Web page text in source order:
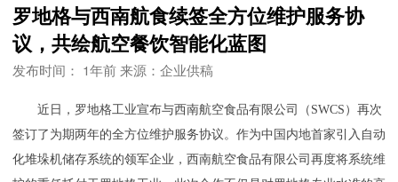
罗地格与西南航食续签全方位维护服务协
议，共绘航空餐饮智能化蓝图
发布时间： 1年前来源：企业供稿
近日，罗地格工业宣布与西南航空食品有限公司（SWCS）再次
签订了为期两年的全方位维护服务协议。作为中国内地首家引入自动
化堆垛机储存系统的领军企业，西南航空食品有限公司再度将系统维